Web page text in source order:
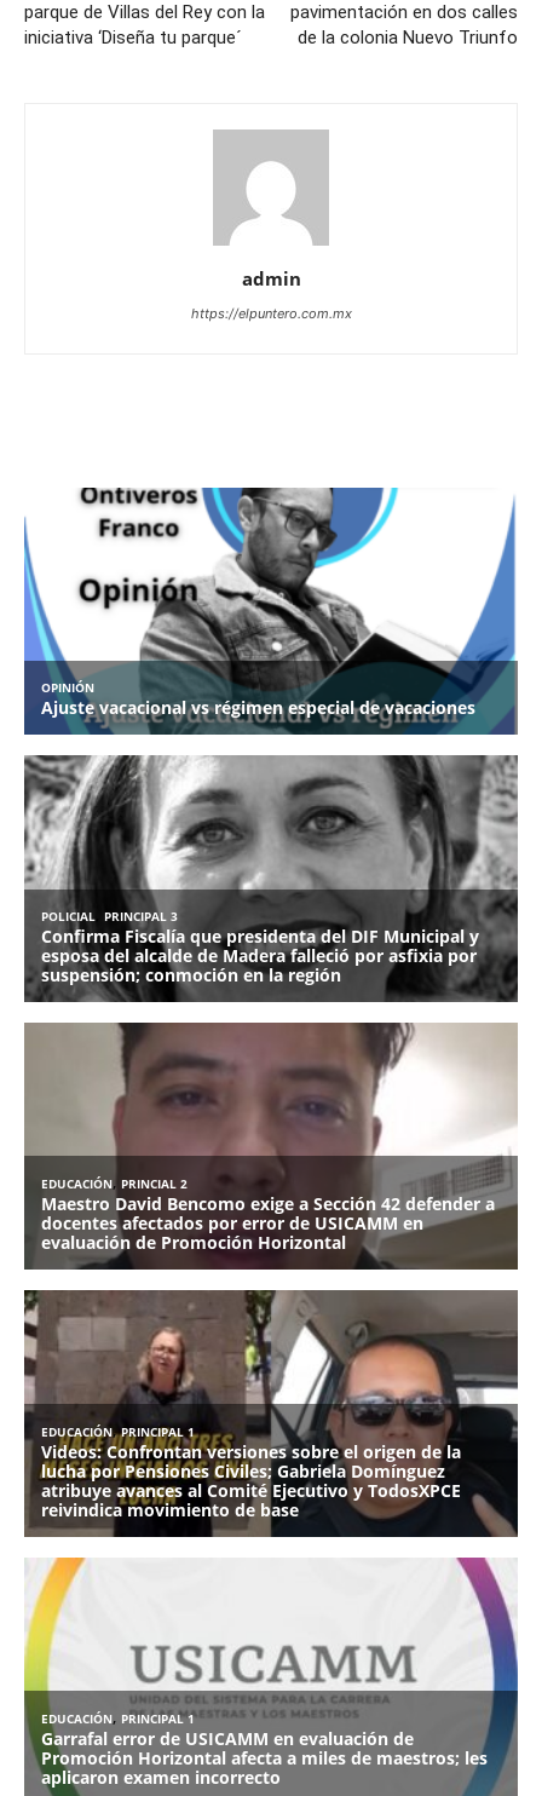
parque de Villas del Rey con la
iniciativa ‘Diseña tu parque´
pavimentación en dos calles
de la colonia Nuevo Triunfo
admin
https://elpuntero.com.mx